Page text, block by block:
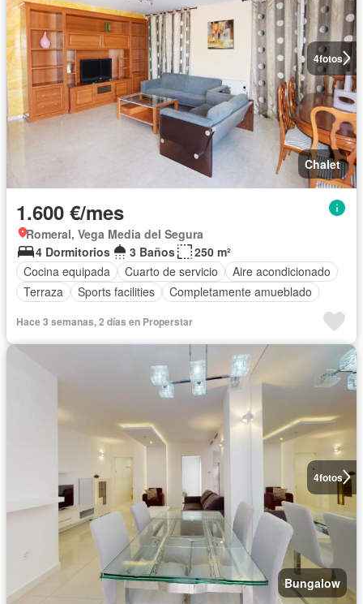
4fotos
Chalet
1.600 €/mes
Romeral, Vega Media del Segura
4 Dormitorios
3 Baños
250 m²
Cocina equipada
Cuarto de servicio
Aire acondicionado
Terraza
Sports facilities Completamente amueblado
Hace 3 semanas, 2 días en Properstar
4fotos
Bungalow